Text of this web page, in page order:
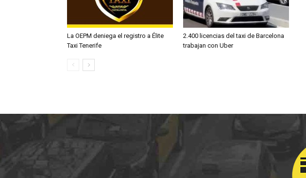
La OEPM deniega el registro a Élite
Taxi Tenerife
2.400 licencias del taxi de Barcelona
trabajan con Uber